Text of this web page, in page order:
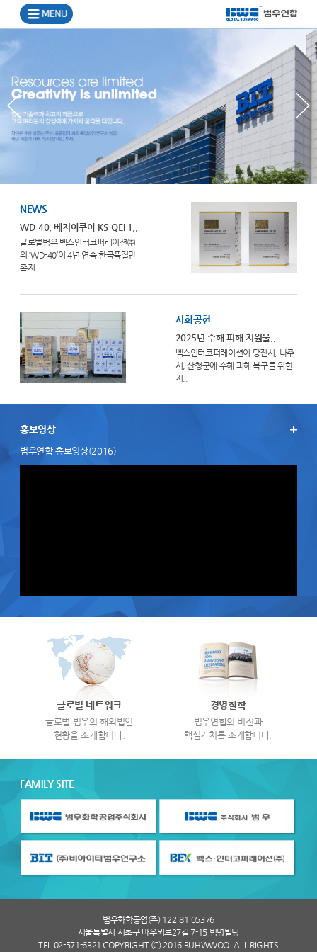
NEWS
WD-40, 베지아쿠아 KS-QEI 1..
글로벌범우 벡스인터코퍼레이션㈜
의 ‘WD-40’이 4년 연속 한국품질만
족지..
사회공헌
2025년 수해 피해 지원물..
벡스인터코퍼레이션이 당진시, 나주
시, 산청군에 수해 피해 복구를 위한
지..
홍보영상
범우연합 홍보영상(2016)
글로벌 네트워크
글로벌 범우의 해외법인
현황을 소개합니다.
경영철학
범우연합의 비전과
핵심가치를 소개합니다.
FAMILY SITE
범우화학공업(주) 122-81-05376
서울특별시 서초구 바우뫼로27길 7-15 범명빌딩
TEL 02-571-6321 COPYRIGHT (C) 2016 BUHWWOO. ALL RIGHTS